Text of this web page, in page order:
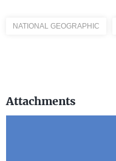
NATIONAL GEOGRAPHIC
Attachments